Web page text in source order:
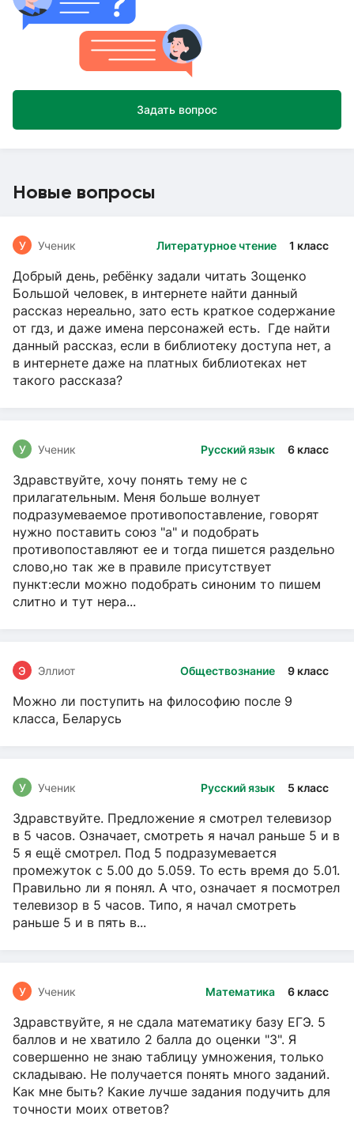
Задать вопрос
Новые вопросы
Литературное чтение 1 класс
У Ученик
Добрый день, ребёнку задали читать Зощенко
Большой человек, в интернете найти данный
рассказ нереально, зато есть краткое содержание
от гдз, и даже имена персонажей есть. Где найти
данный рассказ, если в библиотеку доступа нет, а
в интернете даже на платных библиотеках нет
такого рассказа?
Русский язык 6 класс
У Ученик
Здравствуйте, хочу понять тему не с
прилагательным. Меня больше волнует
подразумеваемое противопоставление, говорят
нужно поставить союз "а" и подобрать
противопоставляют ее и тогда пишется раздельно
слово,но так же в правиле присутствует
пункт:если можно подобрать синоним то пишем
слитно и тут нера...
Обществознание 9 класс
Э Эллиот
Можно ли поступить на философию после 9
класса, Беларусь
Русский язык 5 класс
У Ученик
Здравствуйте. Предложение я смотрел телевизор
в 5 часов. Означает, смотреть я начал раньше 5 и в
5 я ещё смотрел. Под 5 подразумевается
промежуток с 5.00 до 5.059. То есть время до 5.01.
Правильно ли я понял. А что, означает я посмотрел
телевизор в 5 часов. Типо, я начал смотреть
раньше 5 и в пять в...
Математика 6 класс
У Ученик
Здравствуйте, я не сдала математику базу ЕГЭ. 5
баллов и не хватило 2 балла до оценки "3". Я
совершенно не знаю таблицу умножения, только
складываю. Не получается понять много заданий.
Как мне быть? Какие лучше задания подучить для
точности моих ответов?